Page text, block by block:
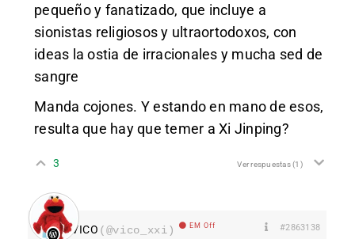
pequeño y fanatizado, que incluye a
sionistas religiosos y ultraortodoxos, con
ideas la ostia de irracionales y mucha sed de
sangre
Manda cojones. Y estando en mano de esos,
resulta que hay que temer a Xi Jinping?
3 Ver respuestas(1)
VICO (@vico_xxi) EM Off #2863138